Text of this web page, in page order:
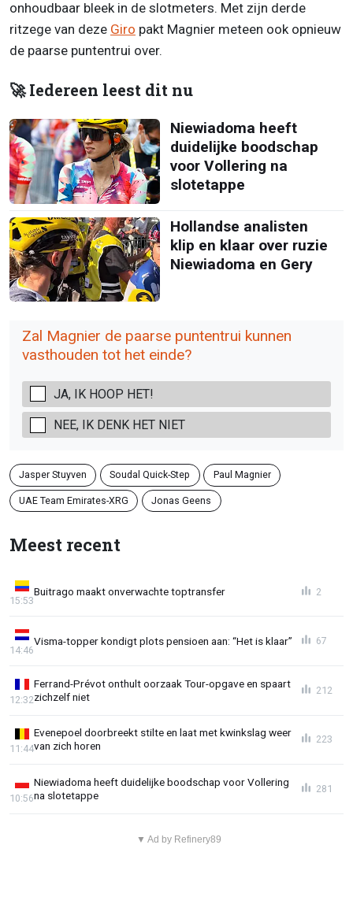
onhoudbaar bleek in de slotmeters. Met zijn derde
ritzege van deze Giro pakt Magnier meteen ook opnieuw
de paarse puntentrui over.
🚀 Iedereen leest dit nu
Niewiadoma heeft
duidelijke boodschap
voor Vollering na
slotetappe
Hollandse analisten
klip en klaar over ruzie
Niewiadoma en Gery
Zal Magnier de paarse puntentrui kunnen
vasthouden tot het einde?
JA, IK HOOP HET!
NEE, IK DENK HET NIET
Jasper Stuyven Soudal Quick-Step Paul Magnier
UAE Team Emirates-XRG Jonas Geens
Meest recent
Buitrago maakt onverwachte toptransfer
15:53
2
Visma-topper kondigt plots pensioen aan: “Het is klaar”
14:46
67
Ferrand-Prévot onthult oorzaak Tour-opgave en spaart
zichzelf niet
12:32
212
Evenepoel doorbreekt stilte en laat met kwinkslag weer
van zich horen
11:44
223
Niewiadoma heeft duidelijke boodschap voor Vollering
na slotetappe
10:56
281
▼ Ad by Refinery89